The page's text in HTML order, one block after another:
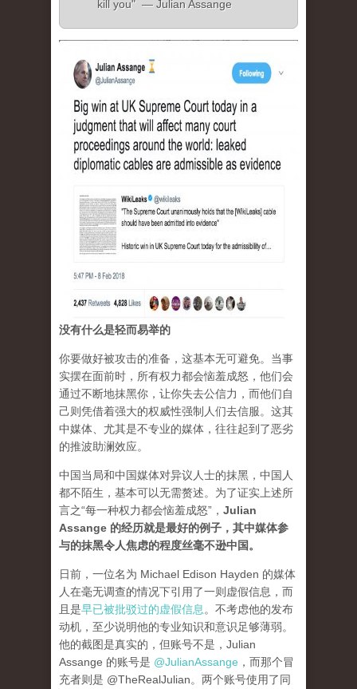
kill you" — Julian Assange
没有什么是轻而易举的
你要做好被攻击的准备，这基本无可避免。当事
实摆在面前时，所有权力都会恼羞成怒，他们会
通过不断地抹黑你，让你失去公信力，而他们自
己则凭借着强大的权威性强制人们去信服。这其
中媒体、尤其是不专业的媒体，往往起到了恶劣
的推波助澜效应。
中国当局和中国媒体对异议人士的抹黑，中国人
都不陌生，基本可以无需赘述。为了证实上述所
言之“每一种权力都会恼羞成怒”， Julian
Assange 的经历就是最好的例子，其中媒体参
与的抹黑令人焦虑的程度丝毫不逊中国。
日前，一位名为 Michael Edison Hayden 的媒体
人在毫无调查的情况下引用了一则虚假信息，而
且是早已被批驳过的虚假信息 。不考虑他的发布
动机，至少说明他的专业知识和意识足够薄弱。
他的截图是真实的，但账号不是，Julian
Assange 的账号是 @JulianAssange ，而那个冒
充者则是 @TheRealJulian。两个账号使用了同